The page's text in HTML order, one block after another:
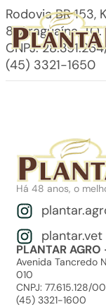
Rodovia BR 153,
8. Araguaína,
CNPJ:
(45) 3321-1650
Há 48 anos, o
plantar.vet
PLANTAR AGRO
Avenida Tancredo
010
CNPJ: 77.615.128/
(45) 3321-1600